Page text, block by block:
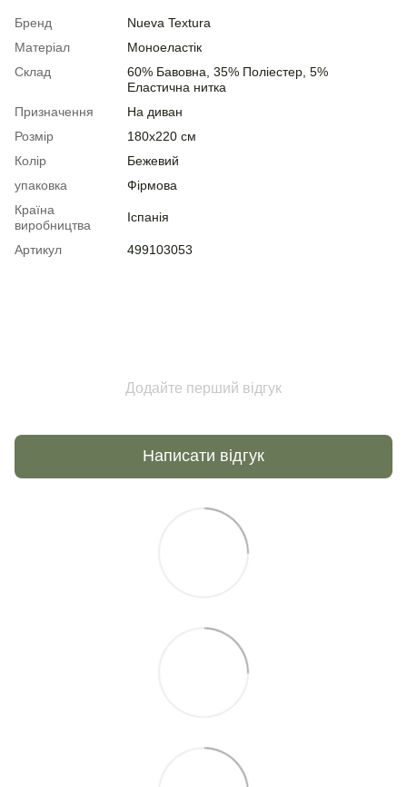
Бренд
Nueva Textura
Матеріал
Моноеластік
Склад
60% Бавовна, 35% Поліестер, 5%
Еластична нитка
Призначення
На диван
Розмір
180х220 см
Колір
Бежевий
упаковка
Фірмова
Країна
виробництва
Іспанія
Артикул 499103053
Додайте перший відгук
Написати відгук